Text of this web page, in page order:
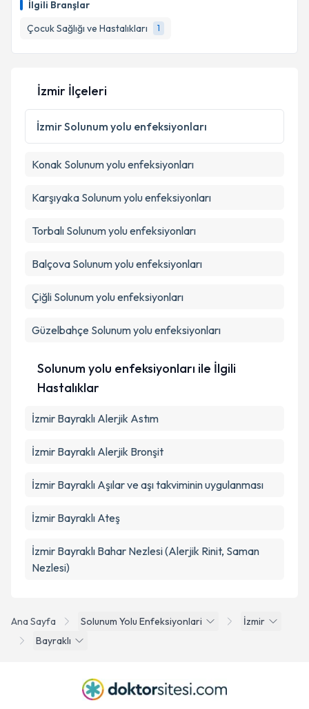
İlgili Branşlar
Çocuk Sağlığı ve Hastalıkları
1
takvim hazırlandığında e-posta ile bilgilendireceğiz.
Kişisel verilerimin işlenmesine ilişkinAydınlatma
Metni
'ni okudum ve kişisel verilerimin belirtilen
kapsamda işlenmesini kabul ediyorum.
Ana Sayfa Solunum Yolu Enfeksiyonlari
İzmir
Bayraklı
İzmir İlçeleri
İzmirSolunum yolu enfeksiyonları
Konak Solunum yolu enfeksiyonları
Karşıyaka Solunum yolu enfeksiyonları
Torbalı Solunum yolu enfeksiyonları
Balçova Solunum yolu enfeksiyonları
Çiğli Solunum yolu enfeksiyonları
Güzelbahçe Solunum yolu enfeksiyonları
Solunum yolu enfeksiyonları ile İlgili
Hastalıklar
İzmir Bayraklı Alerjik Astım
İzmir Bayraklı Alerjik Bronşit
İzmir Bayraklı Aşılar ve aşı takviminin uygulanması
İzmir Bayraklı Ateş
İzmir Bayraklı Bahar Nezlesi (Alerjik Rinit, Saman
Nezlesi)